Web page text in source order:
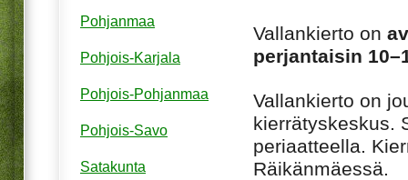
Vallankierto on
perjantaisin
Vallankierto on
kierrätyskeskus.
periaatteella.
Räikänmäessä.
Pohjanmaa
Pohjois-Karjala
Pohjois-Pohjanmaa
Pohjois-Savo
Satakunta